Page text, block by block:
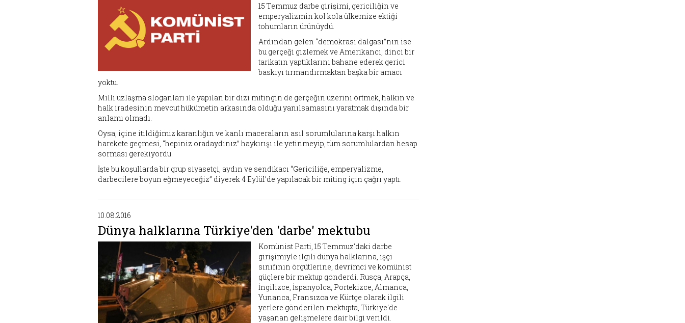
15 Temmuz darbe girişimi, gericiliğin ve
emperyalizmin kol kola ülkemize ektiği
tohumların ürünüydü.
Ardından gelen “demokrasi dalgası”nın ise
bu gerçeği gizlemek ve Amerikancı, dinci bir
tarikatın yaptıklarını bahane ederek gerici
baskıyı tırmandırmaktan başka bir amacı
yoktu.
Milli uzlaşma sloganları ile yapılan bir dizi mitingin de gerçeğin üzerini örtmek, halkın ve
halk iradesinin mevcut hükümetin arkasında olduğu yanılsamasını yaratmak dışında bir
anlamı olmadı.
Oysa, içine itildiğimiz karanlığın ve kanlı maceraların asıl sorumlularına karşı halkın
harekete geçmesi, “hepiniz oradaydınız” haykırışı ile yetinmeyip, tüm sorumlulardan hesap
sorması gerekiyordu.
İşte bu koşullarda bir grup siyasetçi, aydın ve sendikacı “Gericiliğe, emperyalizme,
darbecilere boyun eğmeyeceğiz” diyerek 4 Eylül’de yapılacak bir miting için çağrı yaptı.
10.08.2016
Dünya halklarına Türkiye'den 'darbe' mektubu
Komünist Parti, 15 Temmuz'daki darbe
girişimiyle ilgili dünya halklarına, işçi
sınıfının örgütlerine, devrimci ve komünist
güçlere bir mektup gönderdi. Rusça, Arapça,
İngilizce, İspanyolca, Portekizce, Almanca,
Yunanca, Fransızca ve Kürtçe olarak ilgili
yerlere gönderilen mektupta, Türkiye'de
yaşanan gelişmelere dair bilgi verildi.